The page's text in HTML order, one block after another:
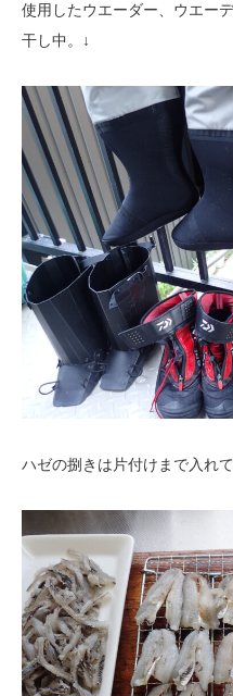
使用したウエーダー、ウエー
干し中。↓
ハゼの捌きは片付けまで入れ